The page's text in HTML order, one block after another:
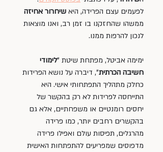
לפעמים עצם הפרידה, היא שיחרור אחיזה
ממשהו שהחזקנו בו זמן רב, ואנו מוצאות
לנכון להרפות ממנו.
ימימה אביטל, מפתחת שיטת "לימודי
חשיבה הכרתית", דיברה על נושא הפרידות
כחלק מתהליך התפתחותי אישי. היא
התייחסה לפרידות לא רק בהקשר של
יחסים רומנטיים או משפחתיים, אלא גם
בהקשרים רחבים יותר, כמו פרידה
מהרגלים, תפיסות עולם ואפילו פרידה
מדפוסים שמפריעים להתפתחות האישית